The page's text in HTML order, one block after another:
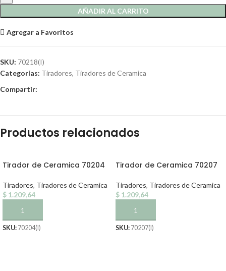
AÑADIR AL CARRITO
Agregar a Favoritos
SKU: 70218(I)
Categorías: Tiradores, Tiradores de Ceramica
Compartir:
Productos relacionados
Tirador de Ceramica 70204
Tiradores, Tiradores de Ceramica
$ 1.209,64
AÑADIR AL CARRITO
SKU: 70204(I)
Tirador de Ceramica 70207
Tiradores, Tiradores de Ceramica
$ 1.209,64
AÑADIR AL CARRITO
SKU: 70207(I)